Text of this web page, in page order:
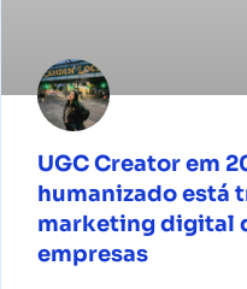
UGC Creator em
humanizado está
marketing digital
empresas